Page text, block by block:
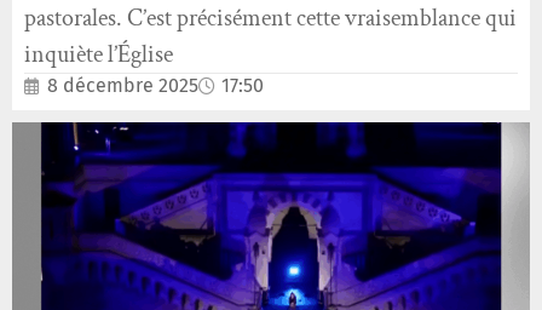
pastorales. C’est précisément cette vraisemblance qui
inquiète l’Église
8 décembre 2025 17:50